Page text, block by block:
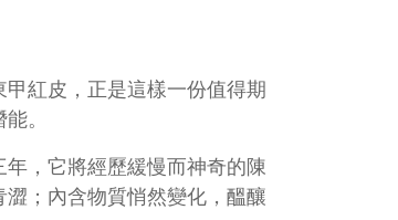
紅皮，正是這樣一份值得期
。
，它將經歷緩慢而神奇的陳
；內含物質悄然變化，醞釀